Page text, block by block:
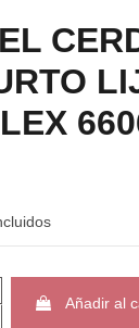
Añadir al